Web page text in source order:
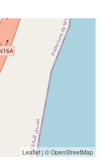
Leaflet| © OpenStreetMap